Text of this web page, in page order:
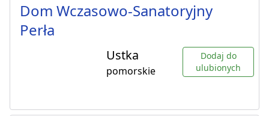
Dom Wczasowo-Sanatoryjny
Perła
Ustka
pomorskie
Dodaj do
ulubionych